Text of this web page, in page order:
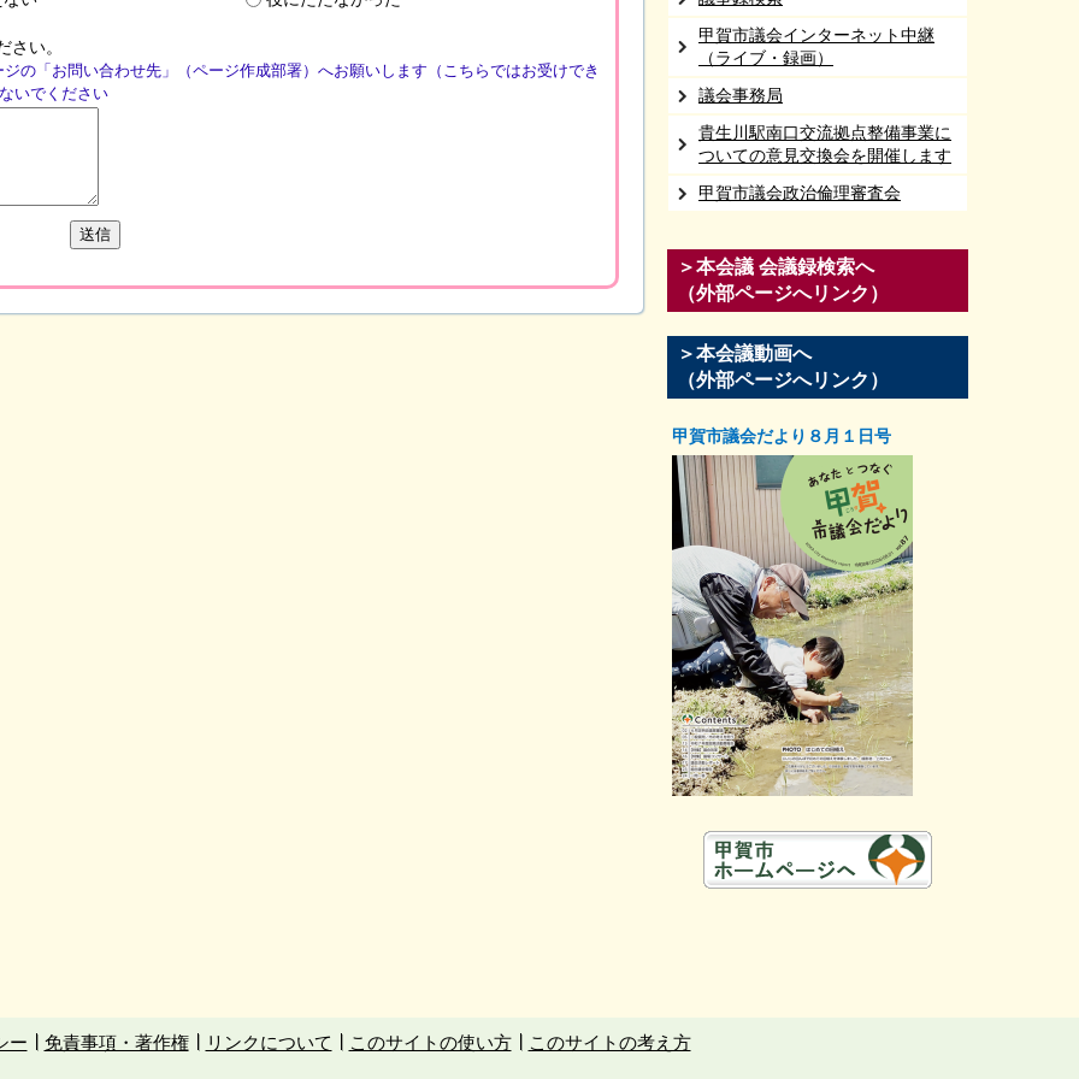
い。
の「お問い合わせ先」（ページ作成部署）へお願いします（こちらではお受けでき
いでください
甲賀市議会インターネット中継
（ライブ・録画）
議会事務局
貴生川駅南口交流拠点整備事業に
ついての意見交換会を開催します
甲賀市議会政治倫理審査会
＞本会議 会議録検索へ
（外部ページへリンク）
＞本会議動画へ
（外部ページへリンク）
甲賀市議会だより８月１日号
ー 免責事項・著作権 リンクについて このサイトの使い方 このサイトの考え方